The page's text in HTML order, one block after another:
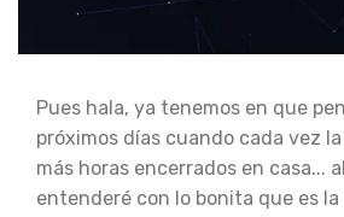
Pues hala, ya tenemos en que
próximos días cuando cada vez
más horas encerrados en casa...
entenderé con lo bonita que es la